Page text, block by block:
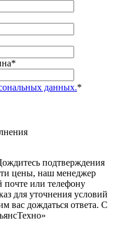
*
данных.*
подтверждения
цены, наш менеджер
почте или телефону
для уточнения условий
вас дождаться ответа. С